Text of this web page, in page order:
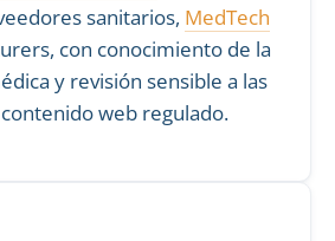
sanitarios, MedTech
con conocimiento de la
y revisión sensible a las
web regulado.